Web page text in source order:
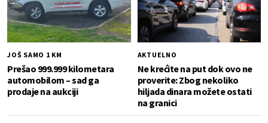
JOŠ SAMO 1 KM
Prešao 999.999 kilometara
automobilom – sad ga
prodaje na aukciji
AKTUELNO
Ne krećite na put dok ovo ne
proverite: Zbog nekoliko
hiljada dinara možete ostati
na granici